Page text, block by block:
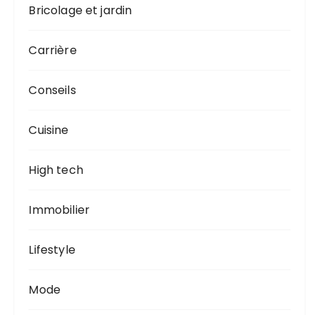
Bricolage et jardin
Carrière
Conseils
Cuisine
High tech
Immobilier
Lifestyle
Mode